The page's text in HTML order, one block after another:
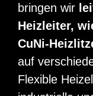
bringen wir
Heizleiter,
CuNi-
auf
Flexible